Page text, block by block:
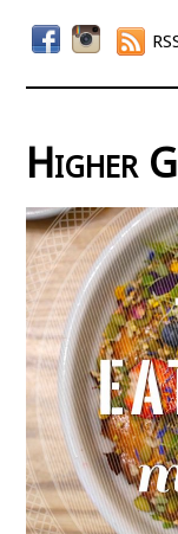
Higher